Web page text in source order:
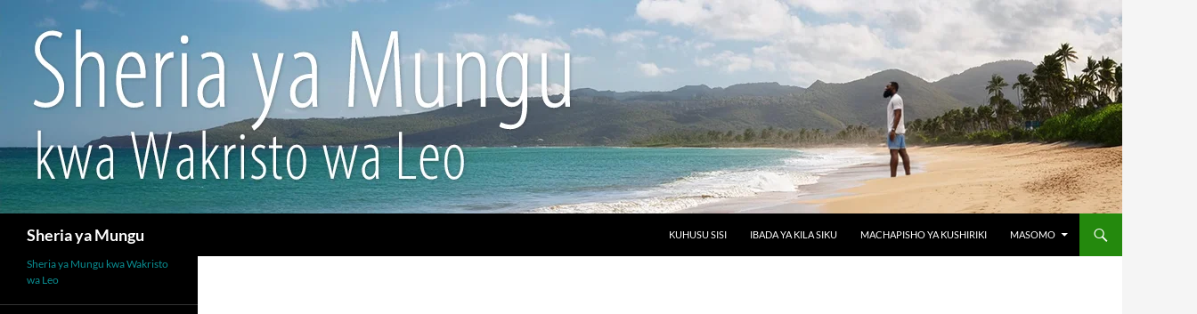
Sheria ya Mungu
KUHUSU SISI
IBADA YA KILA SIKU MACHAPISHO YA KUSHIRIKI MASOMO
Sheria ya Mungu kwa Wakristo
wa Leo